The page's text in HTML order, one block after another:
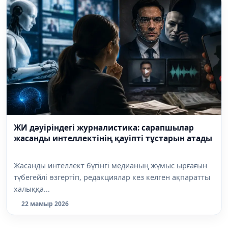
ЖИ дәуіріндегі журналистика: сарапшылар
жасанды интеллектінің қауіпті тұстарын атады
Жасанды интеллект бүгінгі медианың жұмыс ырғағын
түбегейлі өзгертіп, редакциялар кез келген ақпаратты
халыққа...
22 мамыр 2026